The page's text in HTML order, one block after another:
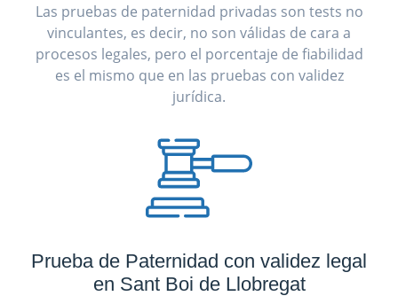
Las pruebas de paternidad privadas son tests no
vinculantes, es decir, no son válidas de cara a
procesos legales, pero el porcentaje de fiabilidad
es el mismo que en las pruebas con validez
jurídica.
Prueba de Paternidad con validez legal
en Sant Boi de Llobregat